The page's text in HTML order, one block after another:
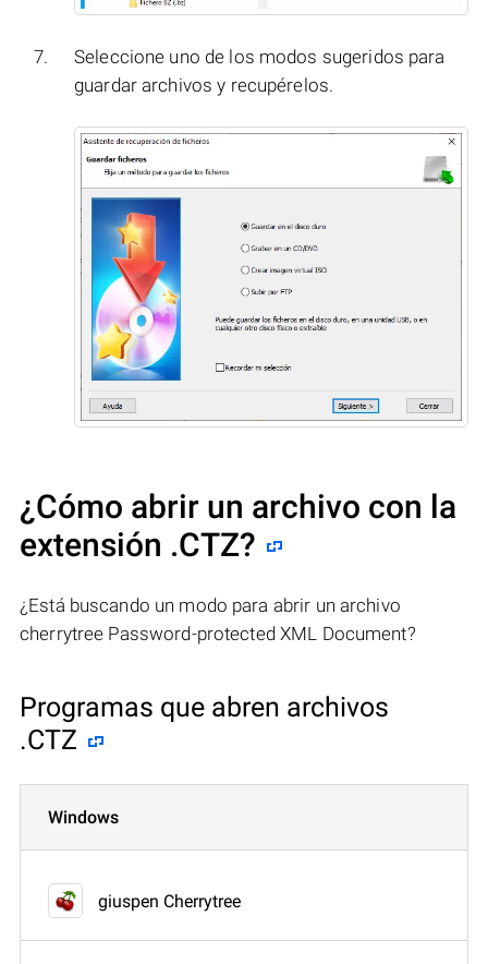
Seleccione uno de los modos sugeridos para
guardar archivos y recupérelos.
¿Cómo abrir un archivo con la
extensión .CTZ?
¿Está buscando un modo para abrir un archivo
cherrytree Password-protected XML Document?
Programas que abren archivos
.CTZ
Windows
giuspen Cherrytree